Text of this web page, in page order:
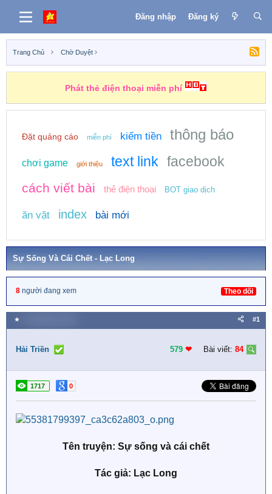
Đăng nhập Đăng ký
Trang Chủ Chờ Duyệt
Phát thẻ điện thoại miễn phí
Đặt quảng cáo miễn phí kiếm tiền thông báo
chơi game giới thiệu text link facebook
cách viết bài thẻ điện thoại BOT giao dịch
ăn vặt index bài mới
Sự Sống Và Cái Chết - Lạc Long
8 người đang xem Theo dõi
★ #1
Hải Triền 579 ❤︎ Bài viết: 84
1717 0
Tên truyện: Sự sống và cái chết
Tác giả: Lạc Long